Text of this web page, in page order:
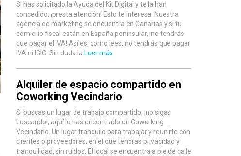
Si has solicitado la Ayuda del Kit Digital y te la han
concedido, ¡presta atención! Esto te interesa. Nuestra
agencia de marketing se encuentra en Canarias y si tu
domicilio fiscal están en España peninsular, ¡no tendrás
que pagar el IVA! Así es, como lees, no tendrás que pagar
IVA ni IGIC. Sin duda la Leer más
Alquiler de espacio compartido en
Coworking Vecindario
Si buscas un lugar de trabajo compartido, ¡no sigas
buscando!, aquí lo has encontrado en Coworking
Vecindario. Un lugar tranquilo para trabajar y reunirte con
clientes o proveedores, en el que tendrás privacidad y
tranquilidad, sin ruidos. El local se encuentra a pie de calle